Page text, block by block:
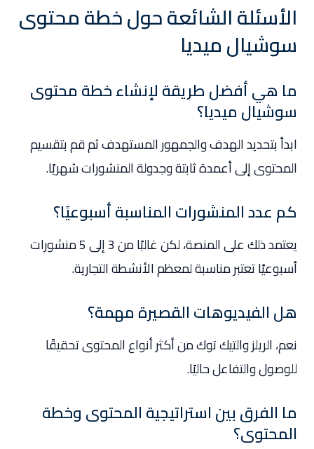
الأسئلة الشائعة حولخطة محتوى
سوشيال ميديا
ما هي أفضل طريقة لإنشاء خطة محتوى
سوشيال ميديا؟
ابدأ بتحديد الهدف والجمهور المستهدف ثم قم بتقسيم
المحتوى إلى أعمدة ثابتة وجدولة المنشورات شهريًا.
كم عدد المنشورات المناسبة أسبوعيًا؟
يعتمد ذلك على المنصة، لكن غالبًا من 3 إلى 5 منشورات
أسبوعيًا تعتبر مناسبة لمعظم الأنشطة التجارية.
هل الفيديوهات القصيرة مهمة؟
نعم، الريلز والتيك توك من أكثر أنواع المحتوى تحقيقًا
للوصول والتفاعل حاليًا.
ما الفرق بين استراتيجية المحتوى وخطة
المحتوى؟